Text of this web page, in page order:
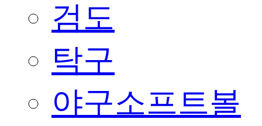
검도
탁구
야구소프트볼